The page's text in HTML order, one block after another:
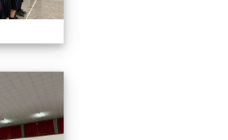
2026/01/07會考誓師活